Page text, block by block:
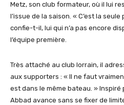
Metz, son club formateur, où il lui
l’issue de la saison. « C’est la
confie-t-il, lui qui n’a pas encore
l’équipe première.
Très attaché au club lorrain, il
aux supporters : « Il ne faut
est dans le même bateau. » Inspiré
Abbad avance sans se fixer de